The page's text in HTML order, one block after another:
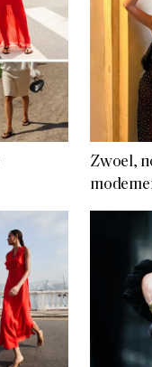
Zwoel,